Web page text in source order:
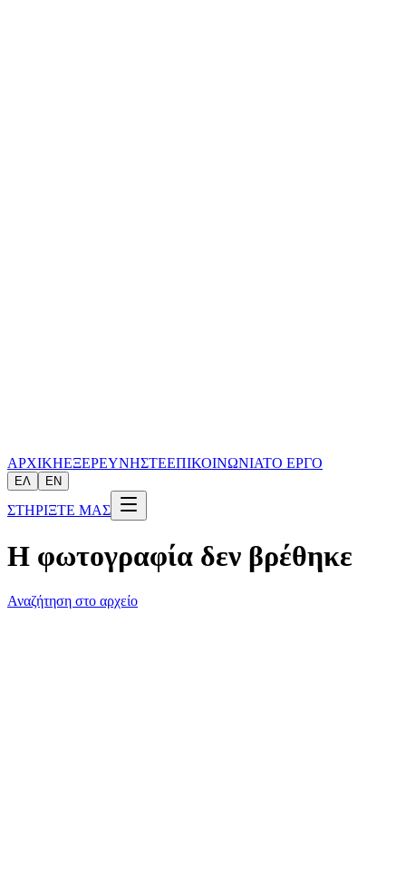
ΑΡΧΙΚΗΕΞΕΡΕΥΝΗΣΤΕΕΠΙΚΟΙΝΩΝΙΑΤΟ ΕΡΓΟ
ΕΛ EN
ΣΤΗΡΙΞΤΕ ΜΑΣ
Η φωτογραφία δεν βρέθηκε
Αναζήτηση στο αρχείο